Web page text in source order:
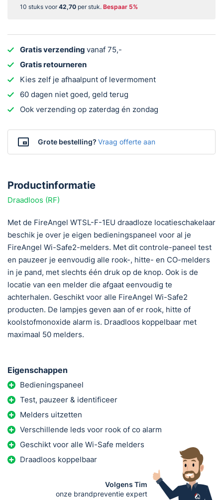
10 stuks voor42,70 per stuk. Bespaar 5%
Gratis verzending vanaf 75,-
Gratis retourneren
Kies zelf je afhaalpunt of levermoment
60 dagen niet goed, geld terug
Ook verzending op zaterdag én zondag
Grote bestelling? Vraag offerte aan
Productinformatie
Draadloos (RF)
Met de FireAngel WTSL-F-1EU draadloze locatieschakelaar
beschik je over je eigen bedieningspaneel voor al je
FireAngel Wi-Safe2-melders. Met dit controle-paneel test
en pauzeer je eenvoudig alle rook-, hitte- en CO-melders
in je pand, met slechts één druk op de knop. Ook is de
locatie van een melder die afgaat eenvoudig te
achterhalen. Geschikt voor alle FireAngel Wi-Safe2
producten. De lampjes geven aan of er rook, hitte of
koolstofmonoxide alarm is. Draadloos koppelbaar met
maximaal 50 melders.
Eigenschappen
Bedieningspaneel
Test, pauzeer & identificeer
Melders uitzetten
Verschillende leds voor rook of co alarm
Geschikt voor alle Wi-Safe melders
Draadloos koppelbaar
Volgens Tim
onze brandpreventie expert